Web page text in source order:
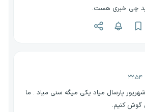
خرید چی خبری هست.
پارسال میاد یکی میگه سنی میاد . ما
گوش کنیم.